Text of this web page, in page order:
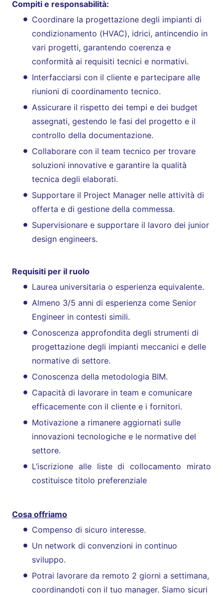
Compiti e responsabilità:
Coordinare la progettazione degli impianti di
condizionamento (HVAC), idrici, antincendio in
vari progetti, garantendo coerenza e
conformità ai requisiti tecnici e normativi.
Interfacciarsi con il cliente e partecipare alle
riunioni di coordinamento tecnico.
Assicurare il rispetto dei tempi e dei budget
assegnati, gestendo le fasi del progetto e il
controllo della documentazione.
Collaborare con il team tecnico per trovare
soluzioni innovative e garantire la qualità
tecnica degli elaborati.
Supportare il Project Manager nelle attività di
offerta e di gestione della commessa.
Supervisionare e supportare il lavoro dei junior
design engineers.
Requisiti per il ruolo
Laurea universitaria o esperienza equivalente.
Almeno 3/5 anni di esperienza come Senior
Engineer in contesti simili.
Conoscenza approfondita degli strumenti di
progettazione degli impianti meccanici e delle
normative di settore.
Conoscenza della metodologia BIM.
Capacità di lavorare in team e comunicare
efficacemente con il cliente e i fornitori.
Motivazione a rimanere aggiornati sulle
innovazioni tecnologiche e le normative del
settore.
L’iscrizione alle liste di collocamento mirato
costituisce titolo preferenziale
Cosa offriamo
Compenso di sicuro interesse.
Un network di convenzioni in continuo
sviluppo.
Potrai lavorare da remoto 2 giorni a settimana,
coordinandoti con il tuo manager. Siamo sicuri